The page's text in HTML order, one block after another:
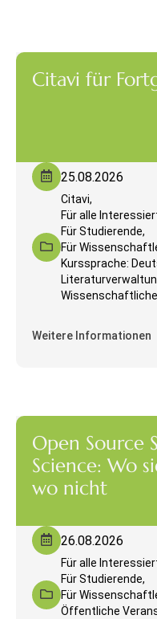
Citavi für
25.08.2026
Citavi,
Für alle
Für Studierende,
Für
Kurssprache:
Weitere Informationen
Open Source
Science: Wo
wo nicht
26.08.2026
Für alle
Für Studierende,
Für
Öffentliche